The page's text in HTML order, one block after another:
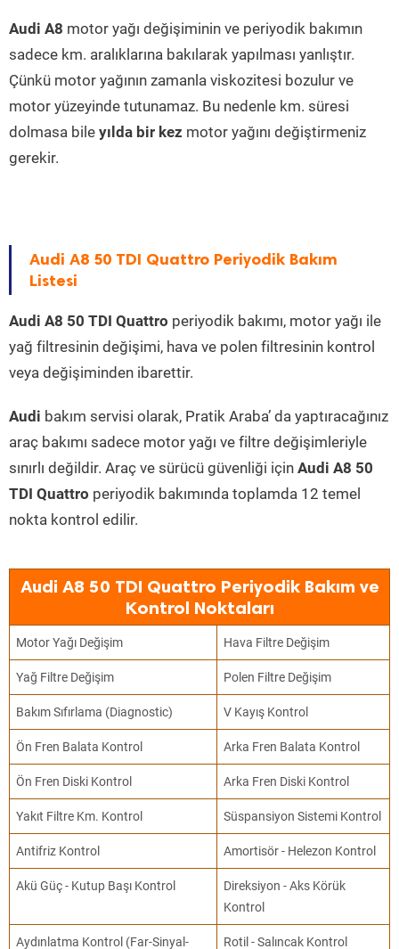
Audi A8 motor yağı değişiminin ve periyodik bakımın
sadece km. aralıklarına bakılarak yapılması yanlıştır.
Çünkü motor yağının zamanla viskozitesi bozulur ve
motor yüzeyinde tutunamaz. Bu nedenle km. süresi
dolmasa bile yılda bir kez motor yağını değiştirmeniz
gerekir.
Audi A8 50 TDI Quattro Periyodik Bakım
Listesi
Audi A8 50 TDI Quattro periyodik bakımı, motor yağı ile
yağ filtresinin değişimi, hava ve polen filtresinin kontrol
veya değişiminden ibarettir.
Audi bakım servisi olarak, Pratik Araba’ da yaptıracağınız
araç bakımı sadece motor yağı ve filtre değişimleriyle
sınırlı değildir. Araç ve sürücü güvenliği için Audi A8 50
TDI Quattro periyodik bakımında toplamda 12 temel
nokta kontrol edilir.
Audi A8 50 TDI Quattro Periyodik Bakım ve
Kontrol Noktaları
Motor Yağı Değişim Hava Filtre Değişim
Yağ Filtre Değişim Polen Filtre Değişim
Bakım Sıfırlama (Diagnostic) V Kayış Kontrol
Ön Fren Balata Kontrol Arka Fren Balata Kontrol
Ön Fren Diski Kontrol Arka Fren Diski Kontrol
Yakıt Filtre Km. Kontrol Süspansiyon Sistemi Kontrol
Antifriz Kontrol Amortisör - Helezon Kontrol
Akü Güç - Kutup Başı Kontrol
Direksiyon - Aks Körük
Kontrol
Aydınlatma Kontrol (Far-Sinyal- Rotil - Salıncak Kontrol